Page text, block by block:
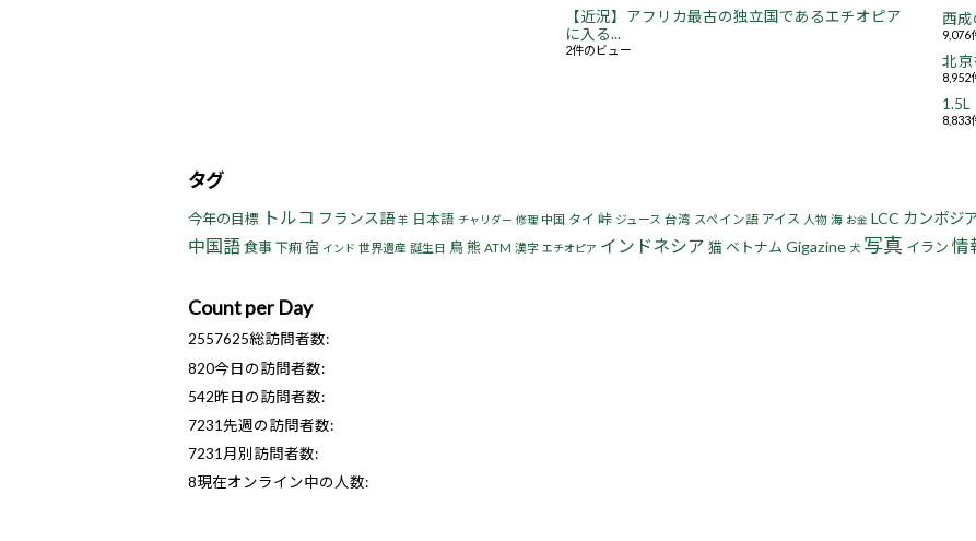
【近況】アフリカ最古の独立国であるエチオピア
に入る...
2件のビュー
西
9,076
北京
8,952
1.5L
8,833
タグ
今年の目標 トルコ フランス語 羊 日本語 チャリダー 修理 中国 タイ 峠 ジュース 台湾 スペイン語 アイス 人物 海 お金 LCC カンボジ
中国語食事 下痢 宿 インド 世界遺産 誕生日 鳥熊 ATM 漢字 エチオピア インドネシア 猫 ベトナム Gigazine 犬 写真 イラン 情
Count per Day
2557625総訪問者数:
820今日の訪問者数:
542昨日の訪問者数:
7231先週の訪問者数:
7231 月別訪問者数:
8現在オンライン中の人数: